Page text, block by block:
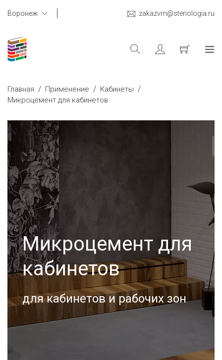
Воронеж zakazvrn@stenologia.ru
Главная / Применение / Кабинеты /
Микроцемент для кабинетов
Микроцемент для
кабинетов
для кабинетов и рабочих зон